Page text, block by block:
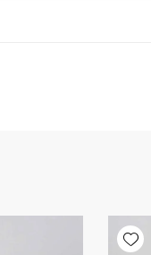
Add wishlist